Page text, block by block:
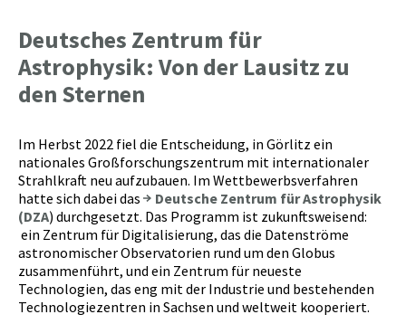
Deutsches Zentrum für
Astrophysik: Von der Lausitz zu
den Sternen
Im Herbst 2022 fiel die Entscheidung, in Görlitz ein
nationales Großforschungszentrum mit internationaler
Strahlkraft neu aufzubauen. Im Wettbewerbsverfahren
hatte sich dabei das
Deutsche Zentrum für Astrophysik
(DZA) durchgesetzt. Das Programm ist zukunftsweisend:
ein Zentrum für Digitalisierung, das die Datenströme
astronomischer Observatorien rund um den Globus
zusammenführt, und ein Zentrum für neueste
Technologien, das eng mit der Industrie und bestehenden
Technologiezentren in Sachsen und weltweit kooperiert.